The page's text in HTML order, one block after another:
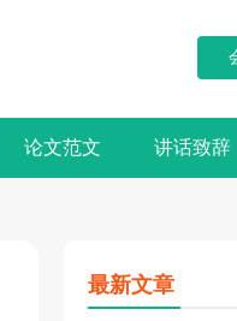
论文范文 讲话致辞
最新文章